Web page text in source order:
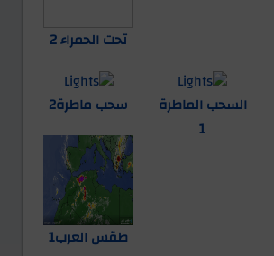
تحت الحمراء 2
السحب الماطرة
1
سحب ماطرة2
طقس العرب1